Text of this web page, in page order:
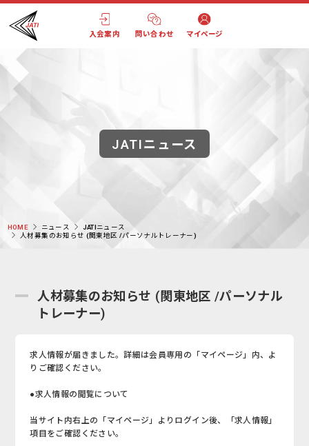
入会案内 問い合わせ マイページ
JATIニュース
HOME ニュース
JATIニュース
人材募集のお知らせ (関東地区 /パーソナルトレーナー)
人材募集のお知らせ (関東地区 /パーソナル
トレーナー)
求人情報が届きました。詳細は会員専用の「マイページ」内、よ
りご確認ください。
●求人情報の閲覧について
当サイト内右上の「マイページ」よりログイン後、「求人情報」
項目をご確認ください。